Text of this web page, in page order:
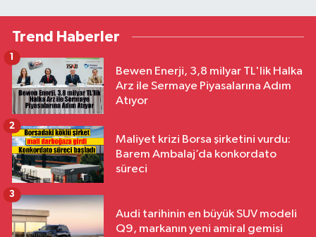
Trend Haberler
Bewen Enerji, 3,8 milyar TL'lik Halka
Arz ile Sermaye Piyasalarına Adım
Atıyor
1
Maliyet krizi Borsa şirketini vurdu:
Barem Ambalaj’da konkordato
süreci
2
Audi tarihinin en büyük SUV modeli
Q9, markanın yeni amiral gemisi
3